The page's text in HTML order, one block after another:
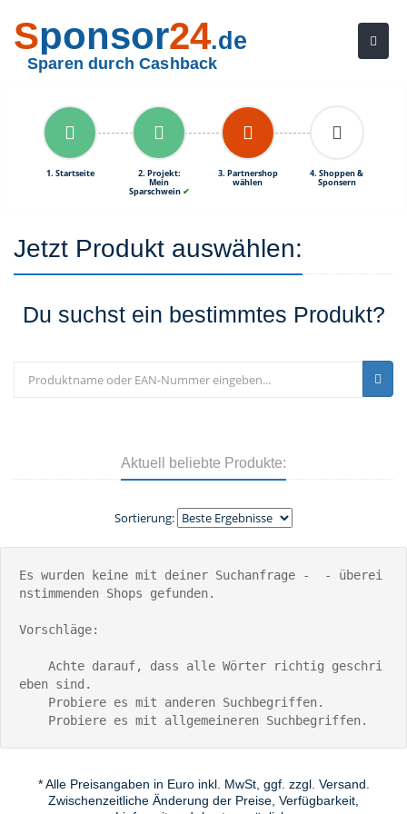
Sponsor24.de
Sparen durch Cashback
1. Startseite 2. Projekt:
Mein
Sparschwein ✔
3. Partnershop
wählen
4. Shoppen &
Sponsern
Jetzt Produkt auswählen:
Du suchst ein bestimmtes Produkt?
Aktuell beliebte Produkte:
Sortierung:
Es wurden keine mit deiner Suchanfrage -  - überei
nstimmenden Shops gefunden.
Vorschläge:
eben sind.
    Probiere es mit allgemeineren Suchbegriffen.
* Alle Preisangaben in Euro inkl. MwSt, ggf. zzgl. Versand.
Zwischenzeitliche Änderung der Preise, Verfügbarkeit,